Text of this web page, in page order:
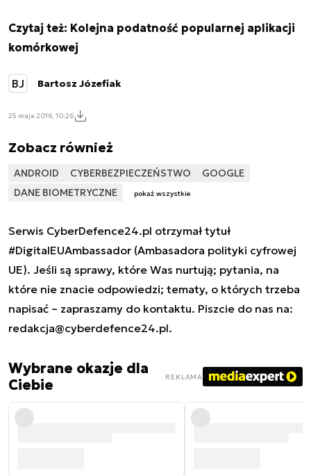
Czytaj też: Kolejna podatność popularnej aplikacji
komórkowej
BJ Bartosz Józefiak
25 maja 2016, 10:26
Zobacz również
ANDROID CYBERBEZPIECZEŃSTWO
GOOGLE
DANE BIOMETRYCZNE
pokaż wszystkie
Serwis CyberDefence24.pl otrzymał tytuł
#DigitalEUAmbassador (Ambasadora polityki cyfrowej
UE). Jeśli są sprawy, które Was nurtują; pytania, na
które nie znacie odpowiedzi; tematy, o których trzeba
napisać – zapraszamy do kontaktu. Piszcie do nas na:
redakcja@cyberdefence24.pl.
Wybrane okazje dla
Ciebie
REKLAMA